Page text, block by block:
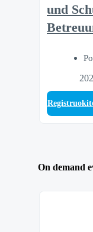
und
On demand